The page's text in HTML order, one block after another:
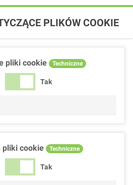
PLIKÓW COOKIE
pliki cookie Techniczne
Tak
pliki cookie Techniczne
Tak